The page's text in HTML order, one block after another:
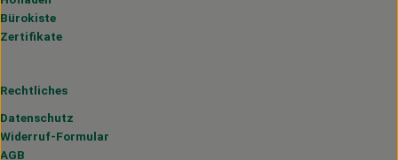
Bürokiste
Zertifikate
Rechtliches
Datenschutz
Widerruf-Formular
AGB